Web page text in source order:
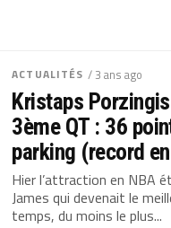
ACTUALITÉS / 3 ans ago
Kristaps
3ème QT : 36
parking (record
Hier l’attraction en NBA
James qui devenait le
temps, du moins le plus...